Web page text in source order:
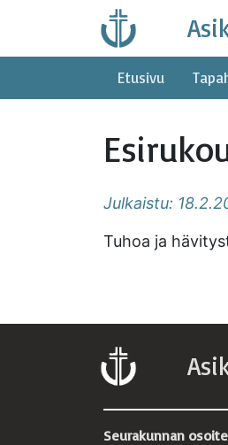
content
Etusivu
Julkaistu:
Tuhoa ja
Seurakunnan osoite